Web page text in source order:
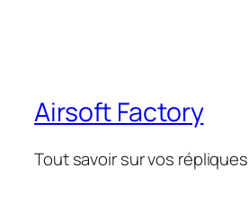
Airsoft Factory
Tout savoir sur vos